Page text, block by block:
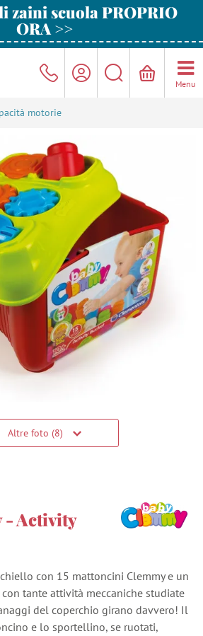
zaini scuola PROPRIO
ORA >>
Menu
motorie
Altre foto (8)
- Activity
con 15 mattoncini Clemmy e un
tante attività meccaniche studiate
del coperchio girano davvero! Il
e lo sportellino, se ruotati,